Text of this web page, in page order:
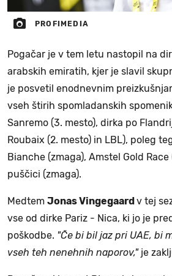
PROFIMEDIA
Pogačar je v tem letu nastopil na
arabskih emiratih, kjer je slavil
je posvetil enodnevnim
vseh štirih spomladanskih
Sanremo (3. mesto), dirka po
Roubaix (2. mesto) in LBL), poleg
Bianche (zmaga), Amstel Gold
puščici (zmaga).
Medtem Jonas Vingegaard v tej
vse od dirke Pariz - Nica, ki jo je
poškodbe. "Če bi bil jaz pri UAE, bi
vseh teh nenehnih naporov,"je